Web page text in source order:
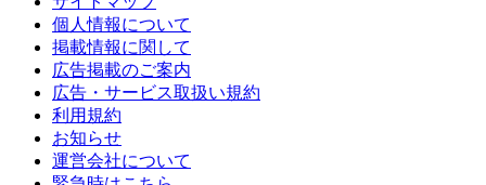
個人情報について
掲載情報に関して
広告掲載のご案内
広告・サービス取扱い規約
利用規約
お知らせ
運営会社について